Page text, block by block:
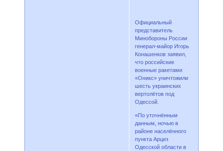
Официальный
представитель
Минобороны России
генерал-майор Игорь
Конашенков заявил,
что российские
военные ракетами
«Оникс» уничтожили
шесть украинских
вертолётов под
Одессой.
«По уточнённым
данным, ночью в
районе населённого
пункта Арциз
Одесской области в